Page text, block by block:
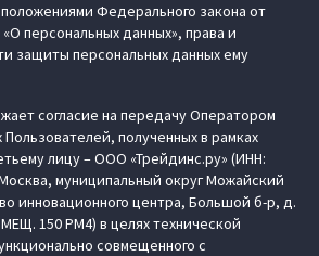
Федерального закона от
персональных данных», права и
защиты персональных данных ему
согласие на передачу Оператором
полученных в рамках
лицу – ООО «Трейдинс.ру» (ИНН:
муниципальный округ Можайский
инновационного центра, Большой б-р, д.
150 РМ4) в целях технической
совмещенного с